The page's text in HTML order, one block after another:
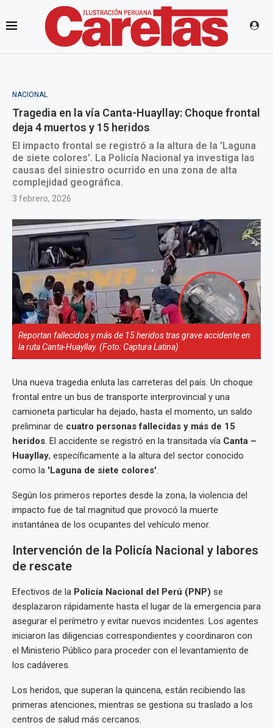
NACIONAL
Tragedia en la vía Canta-Huayllay: Choque frontal
deja 4 muertos y 15 heridos
El impacto frontal se registró a la altura de la 'Laguna
de siete colores'. La Policía Nacional ya investiga las
causas del siniestro ocurrido en una zona de alta
complejidad geográfica.
3 febrero, 2026
Reportan fallecidos y más de 15 heridos tras grave accidente en
la ruta Canta-Huayllay. (Foto: Captura Latina)
Una nueva tragedia enluta las carreteras del país. Un choque
frontal entre un bus de transporte interprovincial y una
camioneta particular ha dejado, hasta el momento, un saldo
preliminar de cuatro personas fallecidas y más de 15
heridos. El accidente se registró en la transitada vía Canta –
Huayllay, específicamente a la altura del sector conocido
como la 'Laguna de siete colores'.
Según los primeros reportes desde la zona, la violencia del
impacto fue de tal magnitud que provocó la muerte
instantánea de los ocupantes del vehículo menor.
Intervención de la Policía Nacional y labores
de rescate
Efectivos de la Policía Nacional del Perú (PNP) se
desplazaron rápidamente hasta el lugar de la emergencia para
asegurar el perímetro y evitar nuevos incidentes. Los agentes
iniciaron las diligencias correspondientes y coordinaron con
el Ministerio Público para proceder con el levantamiento de
los cadáveres.
Los heridos, que superan la quincena, están recibiendo las
primeras atenciones, mientras se gestiona su traslado a los
centros de salud más cercanos.